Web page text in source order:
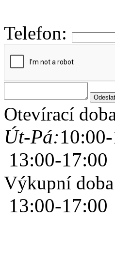
Telefon:
Otevírací
Út-Pá:
13:00-17:00
Výkupní doba
13:00-17:00